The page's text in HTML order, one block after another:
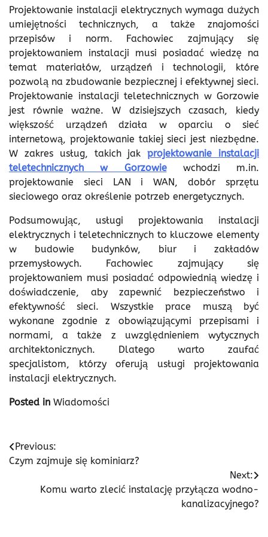
Projektowanie instalacji elektrycznych wymaga dużych
umiejętności technicznych, a także znajomości
przepisów i norm. Fachowiec zajmujący się
projektowaniem instalacji musi posiadać wiedzę na
temat materiałów, urządzeń i technologii, które
pozwolą na zbudowanie bezpiecznej i efektywnej sieci.
Projektowanie instalacji teletechnicznych w Gorzowie
jest równie ważne. W dzisiejszych czasach, kiedy
większość urządzeń działa w oparciu o sieć
internetową, projektowanie takiej sieci jest niezbędne.
W zakres usług, takich jakprojektowanie instalacji
teletechnicznych w Gorzowiewchodzi m.in.
projektowanie sieci LAN i WAN, dobór sprzętu
sieciowego oraz określenie potrzeb energetycznych.
Podsumowując, usługi projektowania instalacji
elektrycznych i teletechnicznych to kluczowe elementy
w budowie budynków, biur i zakładów
przemysłowych. Fachowiec zajmujący się
projektowaniem musi posiadać odpowiednią wiedzę i
doświadczenie, aby zapewnić bezpieczeństwo i
efektywność sieci. Wszystkie prace muszą być
wykonane zgodnie z obowiązującymi przepisami i
normami, a także z uwzględnieniem wytycznych
architektonicznych. Dlatego warto zaufać
specjalistom, którzy oferują usługi projektowania
instalacji elektrycznych.
Posted in Wiadomości
Nawigacja
wpisu
Previous:
Czym zajmuje się kominiarz?
Next:
Komu warto zlecić instalację przyłącza wodno-
kanalizacyjnego?